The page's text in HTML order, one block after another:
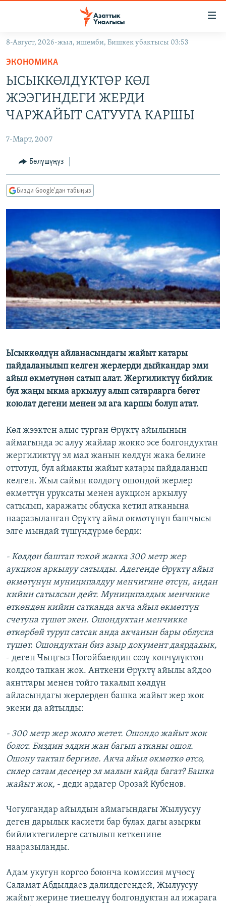
Навигацияга
өтүңүз
Издөөгө
салыңыз
САЯСАТ
МАДАНИЯТ
ДҮЙНӨ
УКРАИНА
ТВ ПРОГРАММАЛАР
БҮГҮН АЗАТТЫКТА
ЭЖЕ-СИҢДИЛЕР
АЗАТТЫК+
ЫҢГАЙСЫЗ СУРООЛОР
ПОДКАСТ
Русский
ОНЛАЙН ШЕРИНЕ
ЭЕ/АРнун бардык сайттары
8-Август, 2026-жыл, ишемби, Бишкек убактысы 03:53
ЭКОНОМИКА
ЫСЫККӨЛДҮКТӨР КӨЛ
ЖЭЭГИНДЕГИ ЖЕРДИ
ЧАРЖАЙЫТ САТУУГА КАРШЫ
7-Март, 2007
Бөлүшүңүз
Бизди Google'дан табыңыз
Ысыккөлдүн айланасындагы жайыт катары
пайдаланылып келген жерлерди дыйкандар эми
айыл өкмөтүнөн сатып алат. Жергиликтүү бийлик
бул жаңы ыкма аркылуу алып сатарларга бөгөт
коюлат дегени менен эл ага каршы болуп атат.
Көл жээктен алыс турган Өрүктү айылынын
аймагында эс алуу жайлар жокко эсе болгондуктан
жергиликтүү эл мал жанын көлдүн жака белине
оттотуп, бул аймакты жайыт катары пайдаланып
келген. Жыл сайын көлдөгү ошондой жерлер
өкмөттүн уруксаты менен аукцион аркылуу
сатылып, каражаты облуска кетип атканына
нааразыланган Өрүктү айыл өкмөтүнүн башчысы
элге мындай түшүндүрмө берди:
- Көлдөн баштап токой жакка 300 метр жер
аукцион аркылуу сатылды. Адегенде Өрүктү айыл
өкмөтүнүн муниципалдуу менчигине өтсүн, андан
кийин сатылсын дейт. Муниципалдык менчикке
өткөндөн кийин сатканда акча айыл өкмөттүн
счетуна түшөт экен. Ошондуктан менчикке
өткөрбөй туруп сатсак анда акчанын бары облуска
түшөт. Ошондуктан биз азыр документ даярдадык,
- деген Чыңгыз Ногойбаевдин сөзү көпчүлүктөн
колдоо тапкан жок. Анткени Өрүктү айылы айдоо
аянттары менен тойго такалып көлдүн
айласындагы жерлерден башка жайыт жер жок
экени да айтылды:
- 300 метр жер жолго жетет. Ошондо жайыт жок
болот. Биздин элдин жан багып атканы ошол.
Ошону тактап бергиле. Акча айыл өкмөткө өтсө,
силер сатам десеңер эл малын кайда багат? Башка
жайыт жок, - деди ардагер Орозай Кубенов.
Чогулгандар айылдын аймагындагы Жылуусуу
деген дарылык касиети бар булак дагы азыркы
бийликтегилерге сатылып кеткенине
нааразыланды.
Адам укугун коргоо боюнча комиссия мүчөсү
Саламат Абдылдаев далилдегендей, Жылуусуу
жайыт жерине тиешелүү болгондуктан ал ижарага